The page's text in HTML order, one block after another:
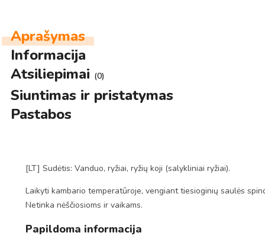
Aprašymas
Informacija
Atsiliepimai (0)
Siuntimas ir pristatymas
Pastabos
[LT] Sudėtis: Vanduo, ryžiai, ryžių koji (salykliniai ryžiai).
Laikyti kambario temperatūroje, vengiant tiesioginių saulės
Netinka nėščiosioms ir vaikams.
Papildoma informacija